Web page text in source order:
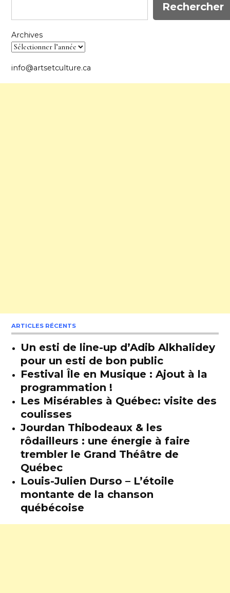
Rechercher
Archives
info@artsetculture.ca
ARTICLES RÉCENTS
Un esti de line-up d’Adib Alkhalidey
pour un esti de bon public
Festival Île en Musique : Ajout à la
programmation !
Les Misérables à Québec: visite des
coulisses
Jourdan Thibodeaux & les
rôdailleurs : une énergie à faire
trembler le Grand Théâtre de
Québec
Louis-Julien Durso – L’étoile
montante de la chanson
québécoise